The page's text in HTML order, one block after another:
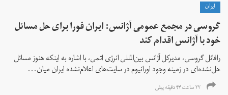
ايران
گروسی در مجمع عمومی آژانس: ایران فورا برای حل مسائل
خود با آژانس اقدام کند
رافائل گروسی، مدیرکل آژانس بین‌المللی انرژی اتمی، با اشاره به اینکه هنوز مسائل
حل‌نشده‌ای در زمینه وجود اورانیوم در سایت‌های اعلام‌نشده ایران میان...
۲۲ ساعت ۴۴ دقیقه پیش